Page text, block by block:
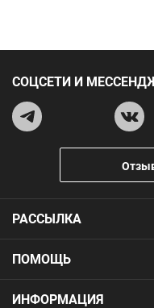
ПОМОЩЬ
ИНФОРМАЦИЯ
РАССЫЛКА
СОЦСЕТИ И